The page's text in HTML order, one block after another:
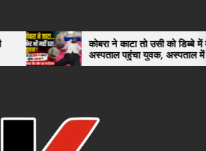
कोबरा ने काटा तो उसी को डिब्बे में बंद कर
अस्पताल पहुंचा युवक, अस्पताल में देखकर डॉक्टर
भी रह गए हैरान